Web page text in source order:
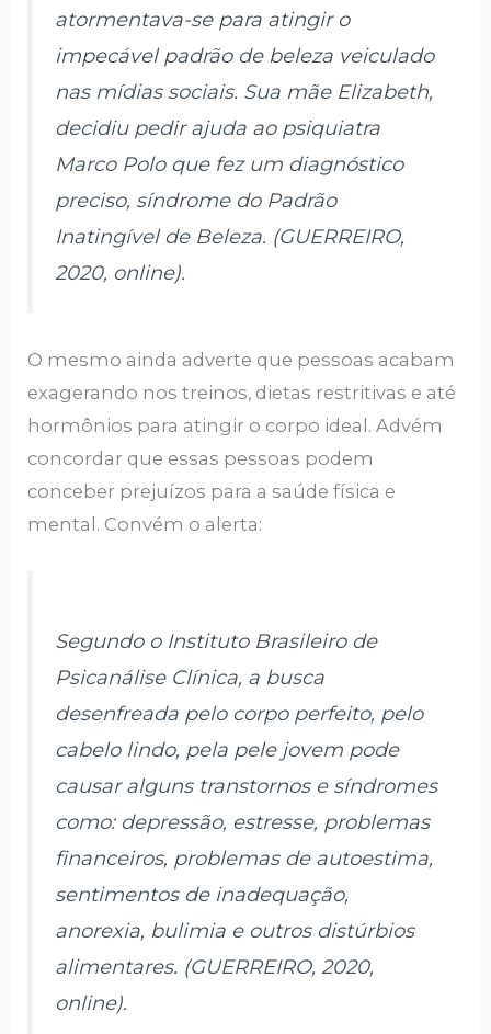
atormentava-se para atingir o
impecável padrão de beleza veiculado
nas mídias sociais. Sua mãe Elizabeth,
decidiu pedir ajuda ao psiquiatra
Marco Polo que fez um diagnóstico
preciso, síndrome do Padrão
Inatingível de Beleza. (GUERREIRO,
2020, online).
O mesmo ainda adverte que pessoas acabam
exagerando nos treinos, dietas restritivas e até
hormônios para atingir o corpo ideal. Advém
concordar que essas pessoas podem
conceber prejuízos para a saúde física e
mental. Convém o alerta:
Segundo o Instituto Brasileiro de
Psicanálise Clínica, a busca
desenfreada pelo corpo perfeito, pelo
cabelo lindo, pela pele jovem pode
causar alguns transtornos e síndromes
como: depressão, estresse, problemas
financeiros, problemas de autoestima,
sentimentos de inadequação,
anorexia, bulimia e outros distúrbios
alimentares. (GUERREIRO, 2020,
online).